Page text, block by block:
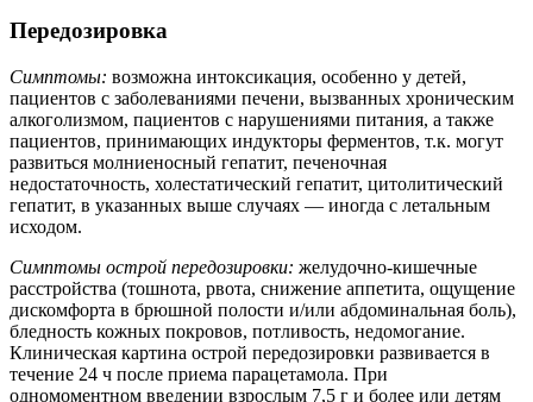
Передозировка
Симптомы: возможна интоксикация, особенно у детей,
пациентов с заболеваниями печени, вызванных хроническим
алкоголизмом, пациентов с нарушениями питания, а также
пациентов, принимающих индукторы ферментов, т.к. могут
развиться молниеносный гепатит, печеночная
недостаточность, холестатический гепатит, цитолитический
гепатит, в указанных выше случаях — иногда с летальным
исходом.
Симптомы острой передозировки: желудочно-кишечные
расстройства (тошнота, рвота, снижение аппетита, ощущение
дискомфорта в брюшной полости и/или абдоминальная боль),
бледность кожных покровов, потливость, недомогание.
Клиническая картина острой передозировки развивается в
течение 24 ч после приема парацетамола. При
одномоментном введении взрослым 7,5 г и более или детям